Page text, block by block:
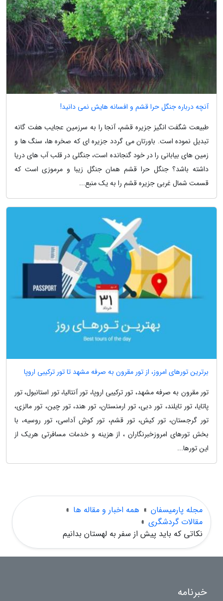
آنچه درباره جنگل حرا قشم و افسانه هایش نمی دانید!
طبیعت شگفت انگیز جزیره قشم، آنجا را به سرزمین عجایب هفت گانه
تبدیل نموده است. باورتان می گردد جزیره ای که صخره ها، سنگ ها و
زمین های بیابانی را در خود گنجانده است، جنگلی در قلب آب های دریا
داشته باشد؟ جنگل حرا قشم همان جنگل زیبا و مرموزی است که
قسمت شمال غربی جزیره قشم را به یک منبع...
برترین تورهای امروز، از تور مقرون به صرفه مشهد تا تور ترکیبی اروپا
تور مقرون به صرفه مشهد، تور ترکیبی اروپا، تور آنتالیا، تور استانبول، تور
پاتایا، تور تایلند، تور دبی، تور ارمنستان، تور هند، تور چین، تور مالزی،
تور گرجستان، تور کیش، تور قشم، تور کوش آداسی، تور روسیه، با
بخش تورهای امروزخبرنگاران ، از هزینه و خدمات مسافرتی هریک از
این تورها...
مجله پارمیسفان » همه اخبار و مقاله ها »
مقالات گردشگری »
نکاتی که باید پیش از سفر به لهستان بدانیم
خبرنامه